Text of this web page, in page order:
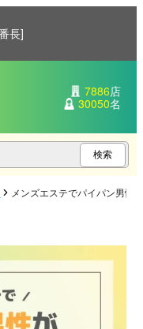
長]
7886店
30050名
メンズエステでパイパン男性